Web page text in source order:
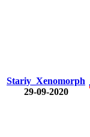
Stariy_Xenomorph
29-09-2020